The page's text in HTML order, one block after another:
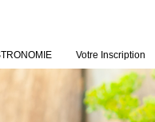
Votre Inscription